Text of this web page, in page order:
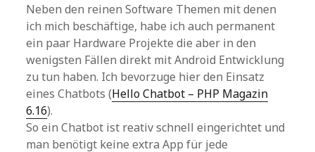
Neben den reinen Software Themen mit denen
ich mich beschäftige, habe ich auch permanent
ein paar Hardware Projekte die aber in den
wenigsten Fällen direkt mit Android Entwicklung
zu tun haben. Ich bevorzuge hier den Einsatz
eines Chatbots (Hello Chatbot – PHP Magazin
6.16).
So ein Chatbot ist reativ schnell eingerichtet und
man benötigt keine extra App für jede